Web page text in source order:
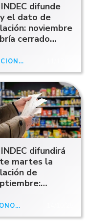
difunde
el dato de
noviembre
cerrado
NACIONALES
difundirá
martes la
de
suba superior al
ECONOMÍA